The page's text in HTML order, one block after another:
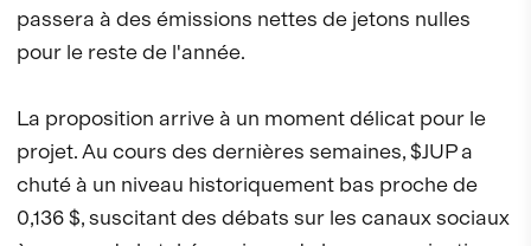
passera à des émissions nettes de jetons nulles
pour le reste de l'année.
La proposition arrive à un moment délicat pour le
projet. Au cours des dernières semaines, $JUP a
chuté à un niveau historiquement bas proche de
0,136 $, suscitant des débats sur les canaux sociaux